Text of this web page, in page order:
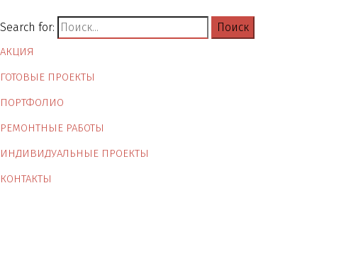
Search for:
АКЦИЯ
ГОТОВЫЕ ПРОЕКТЫ
ПОРТФОЛИО
РЕМОНТНЫЕ РАБОТЫ
ИНДИВИДУАЛЬНЫЕ ПРОЕКТЫ
КОНТАКТЫ